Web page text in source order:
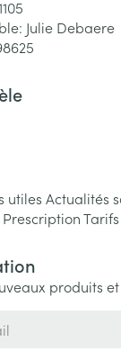
Julie Debaere
utiles Actualités
Prescription
produits